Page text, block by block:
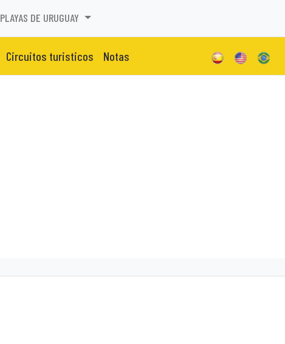
PLAYAS DE URUGUAY
Circuitos turisticos Notas